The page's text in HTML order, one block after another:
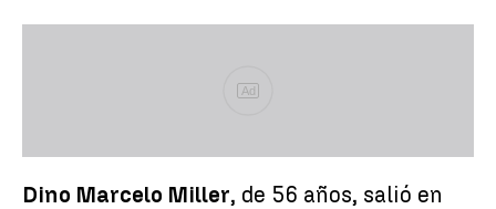
Ad
Dino Marcelo Miller, de 56 años, salió en